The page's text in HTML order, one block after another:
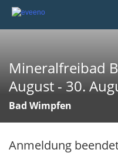
Mineralfreibad
August - 30.
Bad Wimpfen
Anmeldung